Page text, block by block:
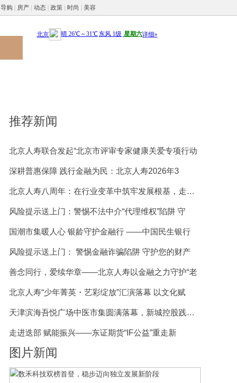
导购 房产| 动态| 政策| 时尚 美容
推荐新闻
北京人寿联合发起“北京市评审专家健康关爱专项行动
深耕普惠保障 践行金融为民：北京人寿2026年3
北京人寿八周年：在行业变革中筑牢发展根基，走稳特
风险提示送上门：警惕不法中介“代理维权”陷阱 守
国潮市集暖人心 银龄守护金融行 ——中国民生银行
风险提示送上门： 警惕金融诈骗陷阱 守护您的财产
善念同行，爱续华章——北京人寿以金融之力守护“老
北京人寿“少年菁英・艺彩绽放”汇演落幕 以文化赋
天津滨海吾悦广场中医市集圆满落幕，新城控股践行公
走进迭部 赋能振兴——东证期货“IF公益”重走新
图片新闻